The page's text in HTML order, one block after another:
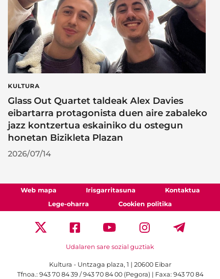
KULTURA
Glass Out Quartet taldeak Alex Davies
eibartarra protagonista duen aire zabaleko
jazz kontzertua eskainiko du ostegun
honetan Bizikleta Plazan
2026/07/14
Web mapa Irisgarritasuna
Kontaktua
Lege-oharra
Cookien politika
Udalaren sare sozial guztiak
Kultura - Untzaga plaza, 1 | 20600 Eibar
Tfnoa.: 943 70 84 39 / 943 70 84 00 (Pegora) | Faxa: 943 70 84